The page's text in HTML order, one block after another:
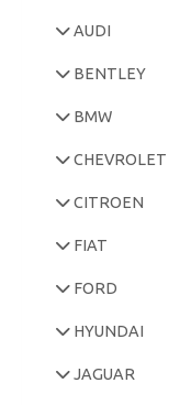
AUDI
BENTLEY
BMW
CHEVROLET
CITROEN
FIAT
FORD
HYUNDAI
JAGUAR